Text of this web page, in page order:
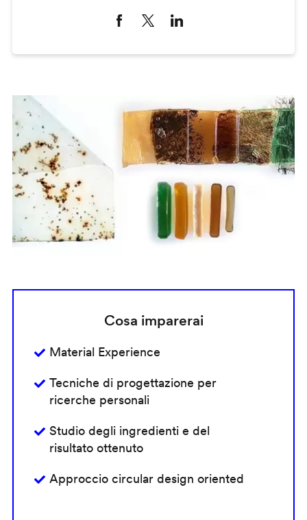
Cosa imparerai
Material Experience
Tecniche di progettazione per
ricerche personali
Studio degli ingredienti e del
risultato ottenuto
Approccio circular design oriented